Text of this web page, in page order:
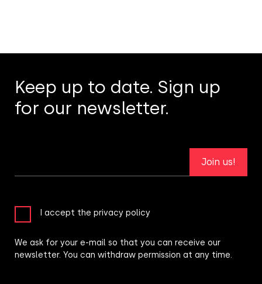
Keep up to date. Sign up
for our newsletter.
Join us!
I accept the privacy policy
We ask for your e-mail so that you can receive our
newsletter. You can withdraw permission at any time.